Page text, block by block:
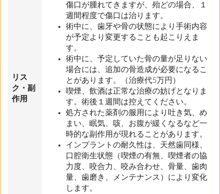
リス
ク・副
作用
傷口が腫れてきますが、殆どの場合、１
週間程度で傷口は治ります。
術中に、歯牙や骨の状態により手術内容
が予定より変更することも起こりえま
す。
術中に、予定していた骨の量が足りない
場合には、追加の骨造成が必要になるこ
とがあります。（治療代5万円）
喫煙、飲酒は正常な治療の妨げとなりま
す。術後１週間は控えてください。
処方された薬剤の服用により吐き気、め
まい、眠気、咳、お腹が緩くなるなど一
時的な副作用が現れることがあります。
インプラントの耐久性は、天然歯同様、
口腔衛生状態（喫煙の有無、喫煙者の協
力度、咬合力、咬み合わせ、骨量、歯肉
量、歯磨き、メンテナンス）により変化
します。